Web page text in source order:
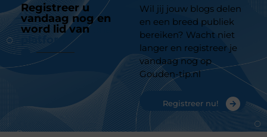
Registreer u
vandaag nog en
word lid van
platform
Wil jij jouw blogs delen
en een breed publiek
bereiken? Wacht niet
langer en registreer je
vandaag nog op
Gouden-tip.nl
Registreer nu!